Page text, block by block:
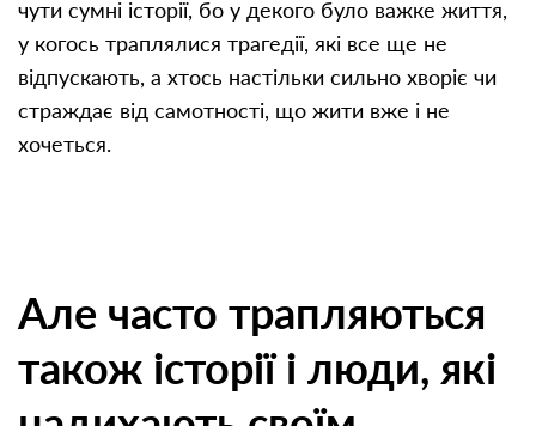
чути сумні історії, бо у декого було важке життя,
у когось траплялися трагедії, які все ще не
відпускають, а хтось настільки сильно хворіє чи
страждає від самотності, що жити вже і не
хочеться.
Але часто трапляються
також історії і люди, які